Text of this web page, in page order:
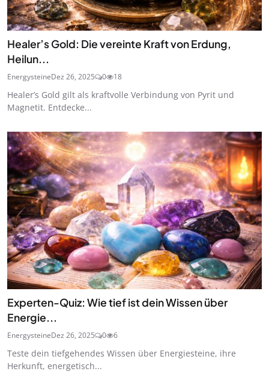
Healer’s Gold: Die vereinte Kraft von Erdung,
Heilun...
EnergysteineDez 26, 2025 0 18
Healer’s Gold gilt als kraftvolle Verbindung von Pyrit und
Magnetit. Entdecke...
Experten-Quiz: Wie tief ist dein Wissen über
Energie...
EnergysteineDez 26, 2025 0 6
Teste dein tiefgehendes Wissen über Energiesteine, ihre
Herkunft, energetisch...